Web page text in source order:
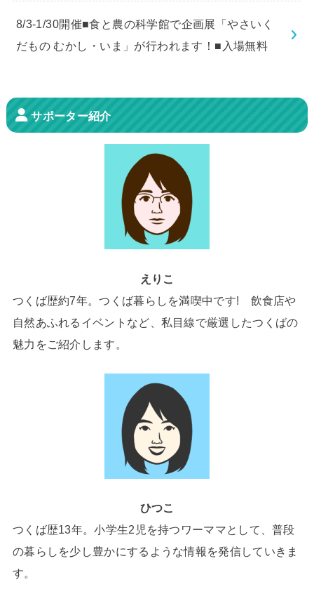
8/3-1/30開催■食と農の科学館で企画展「やさいく
だもの むかし・いま」が行われます！■入場無料
サポーター紹介
えりこ
つくば歴約7年。つくば暮らしを満喫中です! 飲食店や
自然あふれるイベントなど、私目線で厳選したつくばの
魅力をご紹介します。
ひつこ
つくば歴13年。小学生2児を持つワーママとして、普段
の暮らしを少し豊かにするような情報を発信していきま
す。